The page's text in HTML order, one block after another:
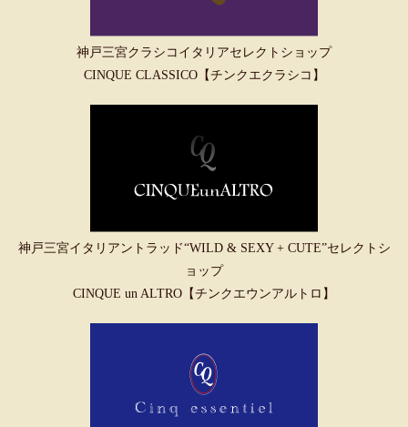
神戸三宮クラシコイタリアセレクトショップ
CINQUE CLASSICO【チンクエクラシコ】
神戸三宮イタリアントラッド“WILD & SEXY + CUTE”セレクトシ
ョップ
CINQUE un ALTRO【チンクエウンアルトロ】